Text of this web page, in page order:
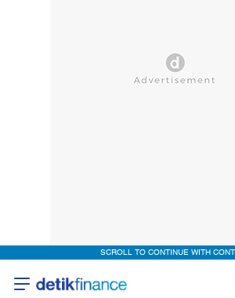
SCROLL TO CONTINUE WITH